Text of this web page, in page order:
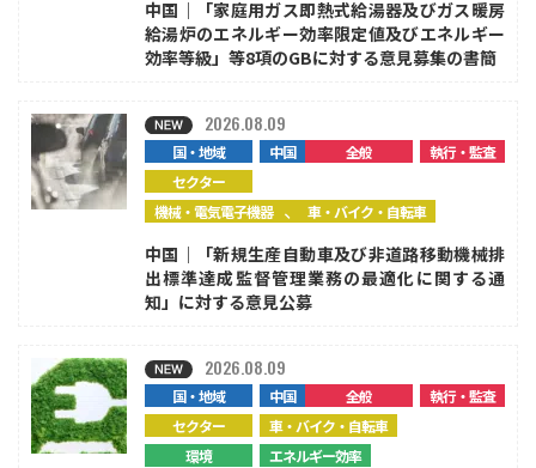
中国｜「家庭用ガス即熱式給湯器及びガス暖房
給湯炉のエネルギー効率限定値及びエネルギー
効率等級」等8項のGBに対する意見募集の書簡
国・地域 中国 全般
執行・監査
セクター
機械・電気電子機器 、車・バイク・自転車
2026.08.09
中国｜「新規生産自動車及び非道路移動機械排
出標準達成監督管理業務の最適化に関する通
知」に対する意見公募
国・地域 中国 全般
執行・監査
セクター
車・バイク・自転車
環境
エネルギー効率
2026.08.09